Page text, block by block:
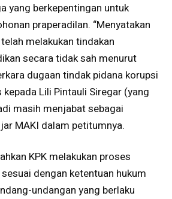
yang berkepentingan untuk
praperadilan. “Menyatakan
melakukan tindakan
secara tidak sah menurut
dugaan tindak pidana korupsi
Lili Pintauli Siregar (yang
masih menjabat sebagai
MAKI dalam petitumnya.
KPK melakukan proses
dengan ketentuan hukum
undangan yang berlaku